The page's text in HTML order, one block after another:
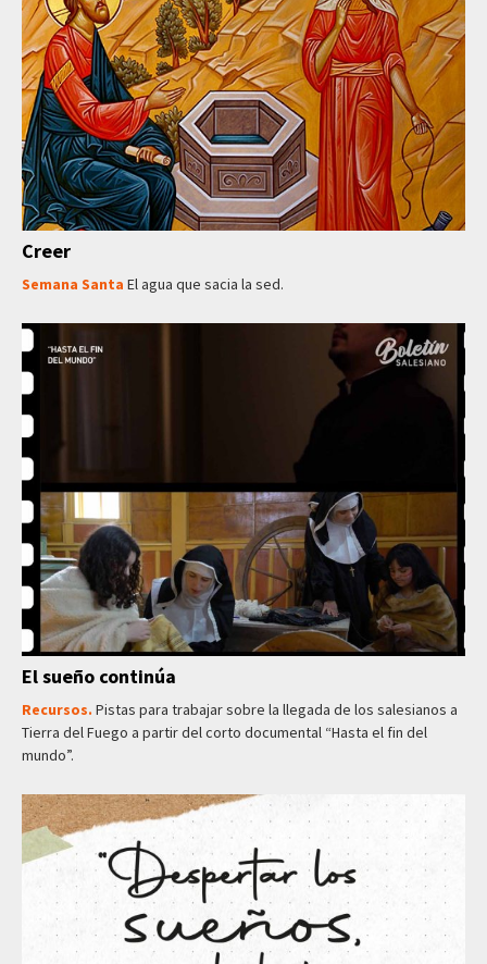
Creer
Semana Santa El agua que sacia la sed.
El sueño continúa
Recursos. Pistas para trabajar sobre la llegada de los salesianos a
Tierra del Fuego a partir del corto documental “Hasta el fin del
mundo”.